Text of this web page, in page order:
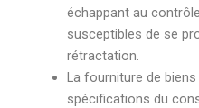
échappant au
susceptibles de se
rétractation.
La fourniture de
spécifications du